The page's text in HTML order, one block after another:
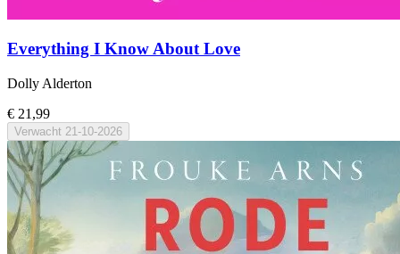
Everything I Know About Love
Dolly Alderton
€ 21,99
Verwacht 21-10-2026